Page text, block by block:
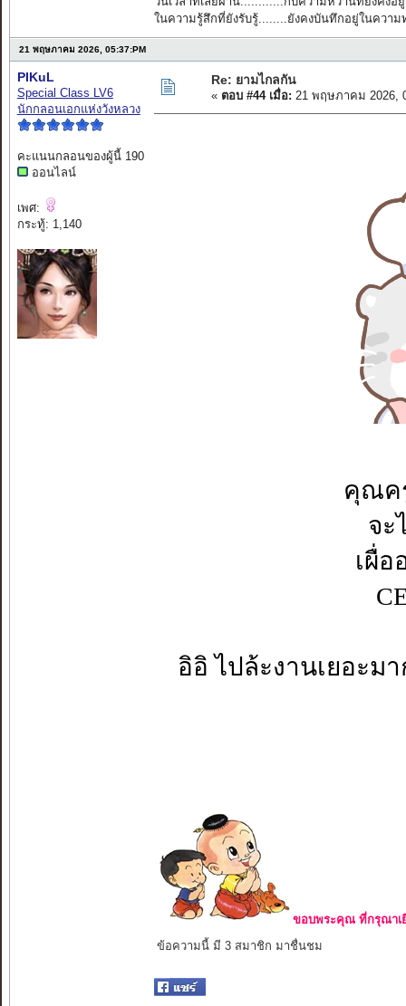
ในความรู้สึกที่ยังรับรู้........ยังคงบันทึกอยู่ในความ
21 พฤษภาคม 2026, 05:37:PM
PIKuL
Special Class LV6
นักกลอนเอกแห่งวังหลวง
คะแนนกลอนของผู้นี้ 190
ออนไลน์
เพศ:
กระทู้: 1,140
Re: ยามไกลกัน
« ตอบ #44 เมื่อ: 21 พฤษภาคม 2026,
คุณค
จะ
เผื่
อิอิ ไปล้ะงานเยอะม
ขอบพระคุณ ที่กรุณาเ
ข้อความนี้ มี 3 สมาชิก มาชื่นชม